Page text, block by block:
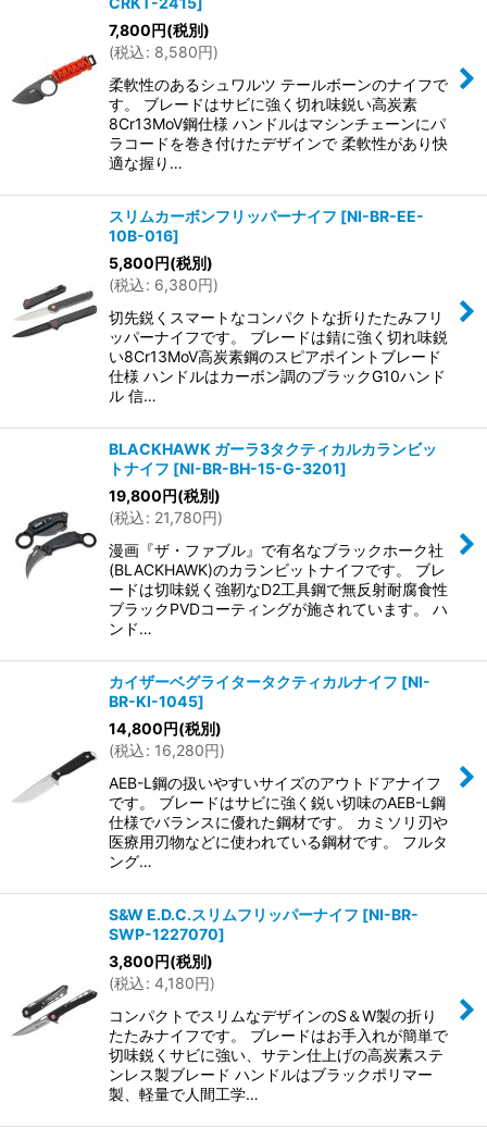
7,800円(税別)
(税込: 8,580円)
柔軟性のあるシュワルツ テールボーンのナイフで
す。 ブレードはサビに強く切れ味鋭い高炭素
8Cr13MoV鋼仕様 ハンドルはマシンチェーンにパ
ラコードを巻き付けたデザインで 柔軟性があり快
適な握り…
スリムカーボンフリッパーナイフ [NI-BR-EE-
10B-016]
5,800円(税別)
(税込: 6,380円)
切先鋭くスマートなコンパクトな折りたたみフリ
ッパーナイフです。 ブレードは錆に強く切れ味鋭
い8Cr13MoV高炭素鋼のスピアポイントブレード
仕様 ハンドルはカーボン調のブラックG10ハンド
ル 信…
BLACKHAWK ガーラ3タクティカルカランビッ
トナイフ [NI-BR-BH-15-G-3201]
19,800円(税別)
(税込: 21,780円)
漫画『ザ・ファブル』で有名なブラックホーク社
(BLACKHAWK)のカランビットナイフです。 ブレ
ードは切味鋭く強靭なD2工具鋼で無反射耐腐食性
ブラックPVDコーティングが施されています。 ハ
ンド…
カイザーベグライタータクティカルナイフ [NI-
BR-KI-1045]
14,800円(税別)
(税込: 16,280円)
AEB-L鋼の扱いやすいサイズのアウトドアナイフ
です。 ブレードはサビに強く鋭い切味のAEB-L鋼
仕様でバランスに優れた鋼材です。 カミソリ刃や
医療用刃物などに使われている鋼材です。 フルタ
ング…
S&W E.D.C.スリムフリッパーナイフ [NI-BR-
SWP-1227070]
3,800円(税別)
(税込: 4,180円)
コンパクトでスリムなデザインのS＆W製の折り
たたみナイフです。 ブレードはお手入れが簡単で
切味鋭くサビに強い、サテン仕上げの高炭素ステ
ンレス製ブレード ハンドルはブラックポリマー
製、軽量で人間工学…